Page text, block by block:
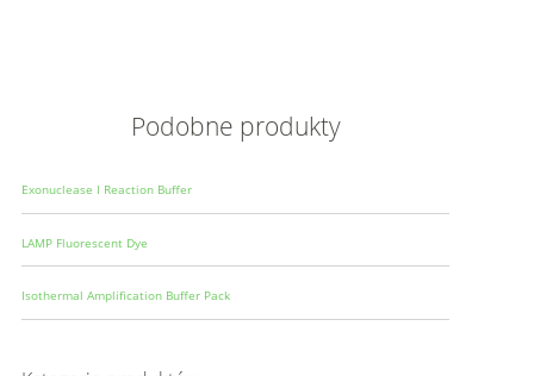
Podobne produkty
Exonuclease I Reaction Buffer
LAMP Fluorescent Dye
Isothermal Amplification Buffer Pack